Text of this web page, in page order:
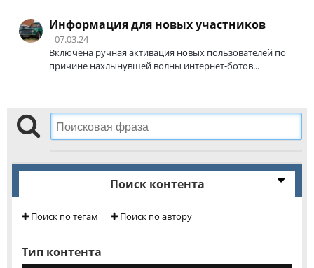
Информация для новых участников
07.03.24
Включена ручная активация новых пользователей по
причине нахлынувшей волны интернет-ботов...
Поиск контента
Поиск по тегам Поиск по автору
Тип контента